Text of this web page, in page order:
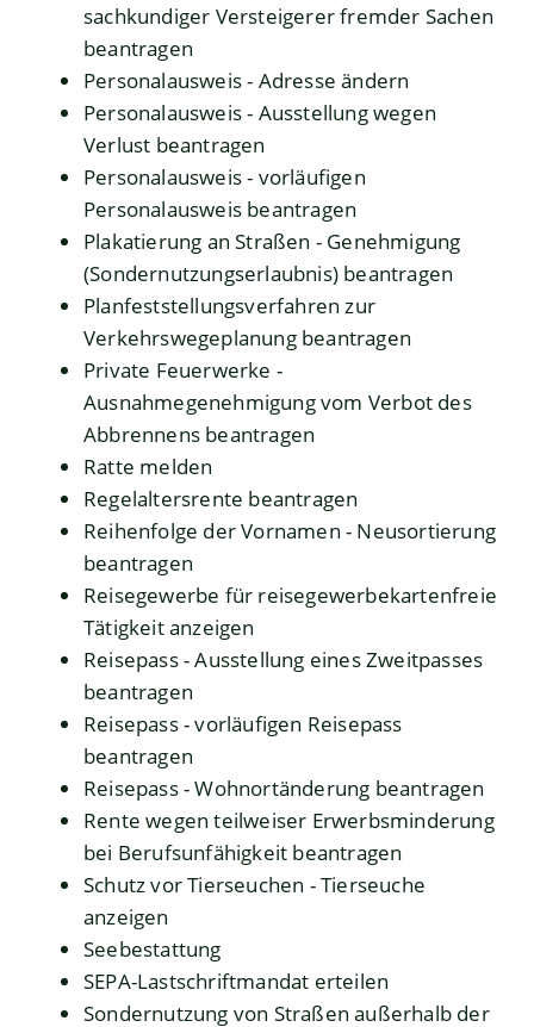
sachkundiger Versteigerer fremder Sachen
beantragen
Personalausweis - Adresse ändern
Personalausweis - Ausstellung wegen
Verlust beantragen
Personalausweis - vorläufigen
Personalausweis beantragen
Plakatierung an Straßen - Genehmigung
(Sondernutzungserlaubnis) beantragen
Planfeststellungsverfahren zur
Verkehrswegeplanung beantragen
Private Feuerwerke -
Ausnahmegenehmigung vom Verbot des
Abbrennens beantragen
Ratte melden
Regelaltersrente beantragen
Reihenfolge der Vornamen - Neusortierung
beantragen
Reisegewerbe für reisegewerbekartenfreie
Tätigkeit anzeigen
Reisepass - Ausstellung eines Zweitpasses
beantragen
Reisepass - vorläufigen Reisepass
beantragen
Reisepass - Wohnortänderung beantragen
Rente wegen teilweiser Erwerbsminderung
bei Berufsunfähigkeit beantragen
Schutz vor Tierseuchen - Tierseuche
anzeigen
Seebestattung
SEPA-Lastschriftmandat erteilen
Sondernutzung von Straßen außerhalb der